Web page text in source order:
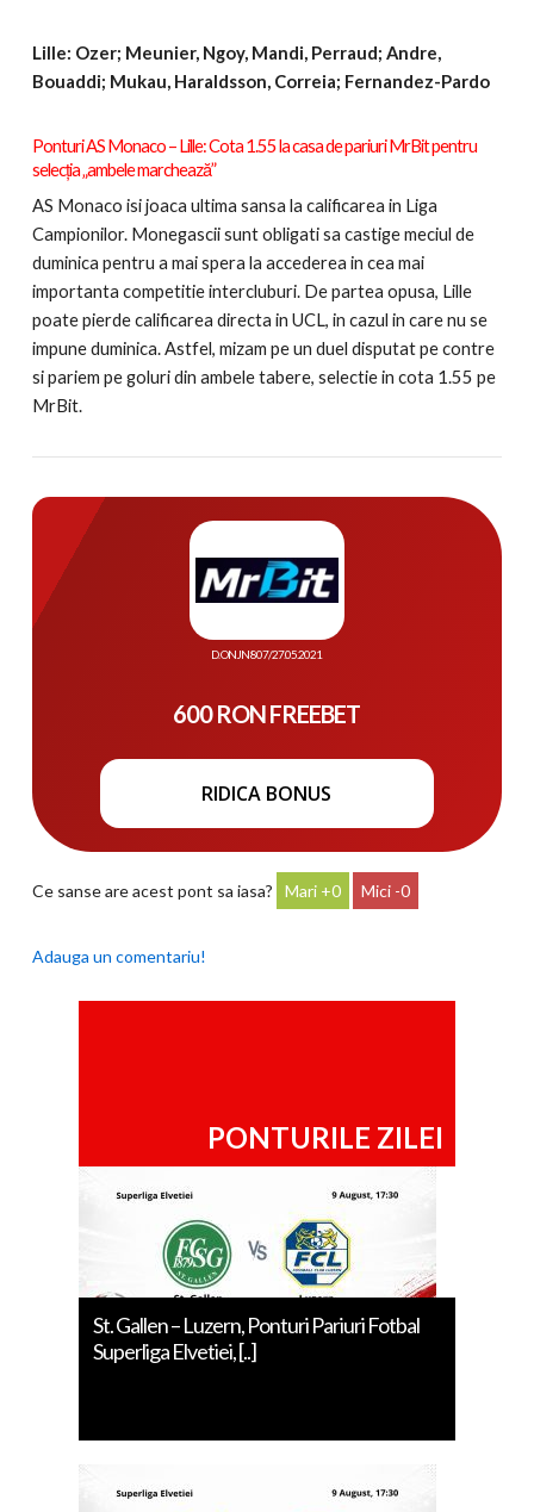
Lille: Ozer; Meunier, Ngoy, Mandi, Perraud; Andre,
Bouaddi; Mukau, Haraldsson, Correia; Fernandez-Pardo
Ponturi AS Monaco – Lille:Cota 1.55 la casa de pariuri MrBit pentru
selecția „ambele marchează”
AS Monaco isi joaca ultima sansa la calificarea in Liga
Campionilor. Monegascii sunt obligati sa castige meciul de
duminica pentru a mai spera la accederea in cea mai
importanta competitie intercluburi. De partea opusa, Lille
poate pierde calificarea directa in UCL, in cazul in care nu se
impune duminica. Astfel, mizam pe un duel disputat pe contre
si pariem pe goluri din ambele tabere, selectie in cota 1.55 pe
MrBit.
D. ONJN 807/27.05.2021
600 RON FREEBET
RIDICA BONUS
Ce sanse are acest pont sa iasa? 0 0
Adauga un comentariu!
PONTURILE ZILEI
St. Gallen – Luzern, Ponturi Pariuri Fotbal
Superliga Elvetiei, [..]